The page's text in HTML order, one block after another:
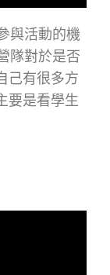
與活動的機
隊對於是否
己有很多方
要是看學生